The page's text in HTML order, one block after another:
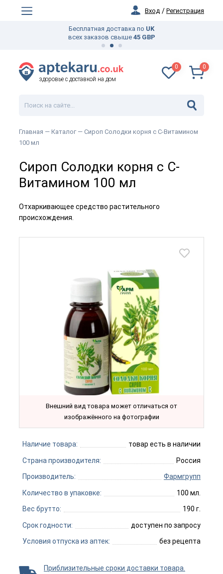
Вход / Регистрация
Бесплатная доставка по UK
всех заказов свыше 45 GBP
здоровье с доставкой на дом
0 0
Главная — Каталог — Сироп Солодки корня с C-Витамином
100 мл
Сироп Солодки корня с C-
Витамином 100 мл
Отхаркивающее средство растительного
происхождения.
Внешний вид товара может отличаться от
изображённого на фотографии
Наличие товара: товар есть в наличии
Страна производителя: Россия
Производитель: Фармгрупп
Количество в упаковке: 100 мл.
Вес брутто: 190 г.
Срок годности: доступен по запросу
Условия отпуска из аптек: без рецепта
Приблизительные сроки доставки товара.